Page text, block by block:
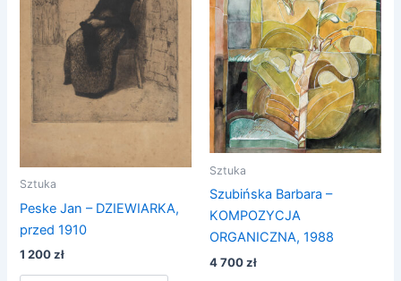
Sztuka
Peske Jan – DZIEWIARKA,
przed 1910
1 200zł
Sztuka
Szubińska Barbara –
KOMPOZYCJA
ORGANICZNA, 1988
4 700zł